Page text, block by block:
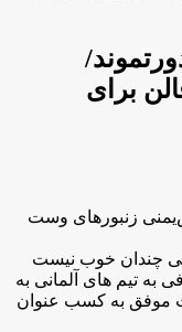
برای
زنبورهای وست
چندان خوب نیست
به تیم های آلمانی به
موفق به کسب عنوان